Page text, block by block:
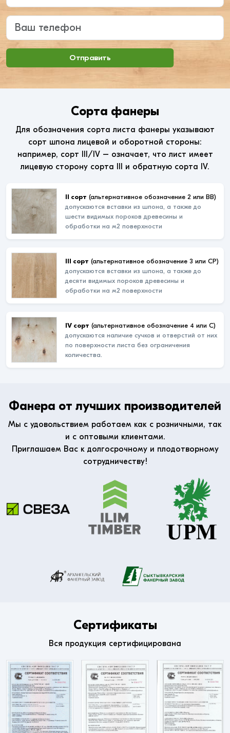
Ваш телефон
Отправить
Сорта фанеры
Для обозначения сорта листа фанеры указывают
сорт шпона лицевой и оборотной стороны:
например, сорт III/IV – означает, что лист имеет
лицевую сторону сорта III и обратную сорта IV.
II сорт (альтернативное обозначение 2 или ВВ)
допускаются вставки из шпона, а также до
шести видимых пороков древесины и
обработки на м2 поверхности
III сорт (альтернативное обозначение 3 или СР)
допускаются вставки из шпона, а также до
десяти видимых пороков древесины и
обработки на м2 поверхности
IV сорт (альтернативное обозначение 4 или С)
допускаются наличие сучков и отверстий от них
по поверхности листа без ограничения
количества.
Фанера от лучших производителей
Мы с удовольствием работаем как с розничными, так
и с оптовыми клиентами.
Приглашаем Вас к долгосрочному и плодотворному
сотрудничеству!
Сертификаты
Вся продукция сертифицирована